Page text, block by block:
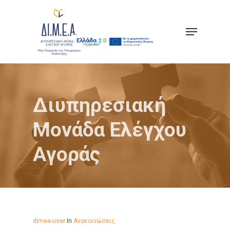
Menu
Διυπηρεσιακή
Μονάδα Ελέγχου
Αγοράς
dimea-user In Ανακοινώσεις